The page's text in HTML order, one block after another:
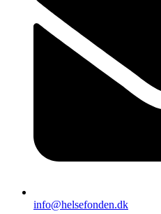
info@helsefonden.dk